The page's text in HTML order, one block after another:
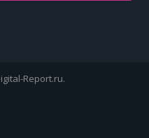
Report.ru.